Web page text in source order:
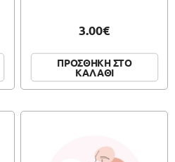
3.00€
ΠΡΟΣΘΗΚΗ ΣΤΟ
ΚΑΛΑΘΙ